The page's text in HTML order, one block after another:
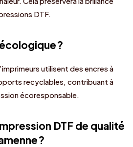
DTF.
?
utilisent des encres à
recyclables, contribuant à
écoresponsable.
DTF de qualité
?